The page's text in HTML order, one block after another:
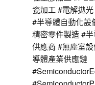
瓷加工 #電解拋
#半導體自動化設
精密零件製造 #
供應商 #無塵室
導體產業供應鏈